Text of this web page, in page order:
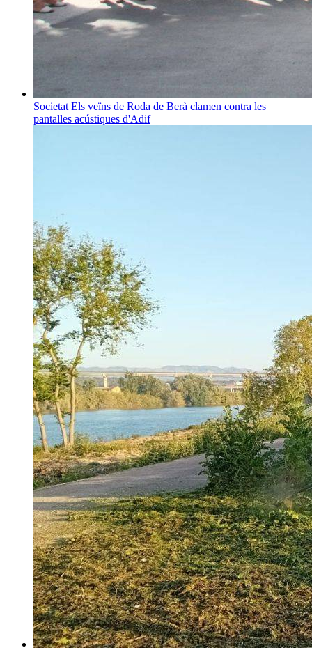
Societat Els veïns de Roda de Berà clamen contra les
pantalles acústiques d'Adif